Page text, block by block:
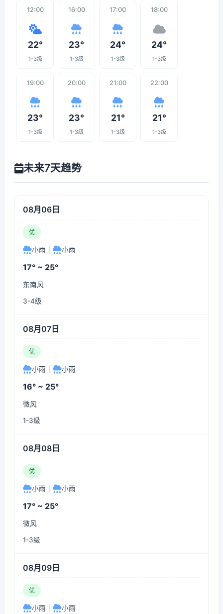
12:00
22°
1-3级
16:00
23°
1-3级
17:00
24°
1-3级
18:00
24°
1-3级
19:00
23°
1-3级
20:00
23°
1-3级
21:00
21°
1-3级
22:00
21°
1-3级
未来7天趋势
08月06日
优
小雨 小雨
17° ~ 25°
东南风
3-4级
08月07日
优
小雨 小雨
16° ~ 25°
微风
1-3级
08月08日
优
小雨 小雨
17° ~ 25°
微风
1-3级
08月09日
优
小雨 小雨